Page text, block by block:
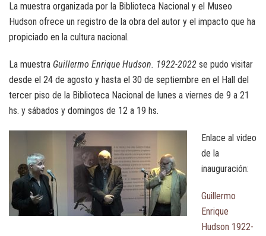
La muestra organizada por la Biblioteca Nacional y el Museo
Hudson ofrece un registro de la obra del autor y el impacto que ha
propiciado en la cultura nacional.
La muestra Guillermo Enrique Hudson. 1922-2022 se pudo visitar
desde el 24 de agosto y hasta el 30 de septiembre en el Hall del
tercer piso de la Biblioteca Nacional de lunes a viernes de 9 a 21
hs. y sábados y domingos de 12 a 19 hs.
Enlace al video
de la
inauguración:
Guillermo
Enrique
Hudson 1922-